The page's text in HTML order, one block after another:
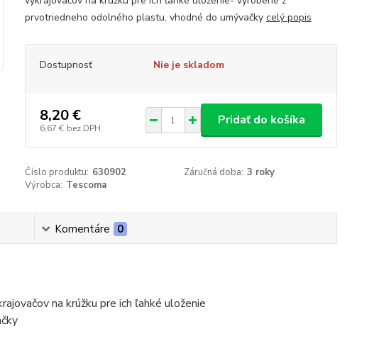
prvotriedneho odolného plastu, vhodné do umývačky celý popis
Dostupnosť Nie je skladom
8,20 €
6,67 € bez DPH
Pridať do košíka
Číslo produktu: 630902 Záručná doba: 3 roky
Výrobca: Tescoma
Komentáre 0
na krúžku pre ich ľahké uloženie